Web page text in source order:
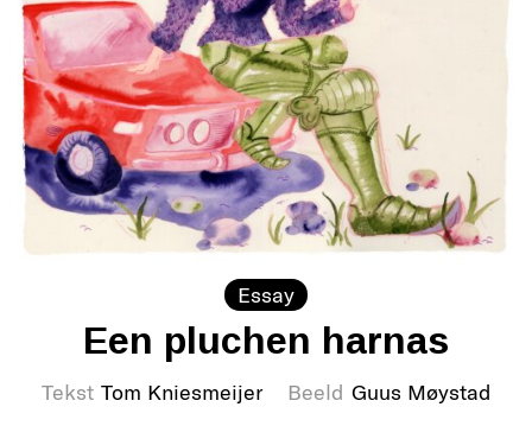
Essay
Een pluchen harnas
Tekst Tom Kniesmeijer Beeld Guus Møystad